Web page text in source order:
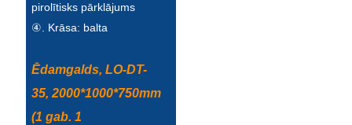
pirolītisks pārklājums
④. Krāsa: balta
Ēdamgalds, LO-DT-
35, 2000*1000*750mm
(1 gab. 1